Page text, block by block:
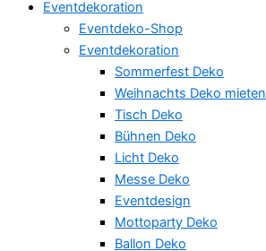
Eventdekoration
Eventdeko-Shop
Eventdekoration
Sommerfest Deko
Weihnachts Deko mieten
Tisch Deko
Bühnen Deko
Licht Deko
Messe Deko
Eventdesign
Mottoparty Deko
Ballon Deko